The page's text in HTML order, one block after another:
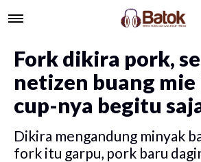
Fork dikira pork,
netizen buang
cup-nya begitu
Dikira mengandung minyak
fork itu garpu, pork baru